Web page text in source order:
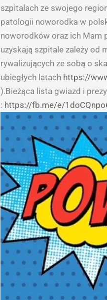
szpitalach ze swojego
patologii noworodka w
noworodków oraz ich Mam
uzyskają szpitale zależy od
rywalizujących ze sobą o
ubiegłych latach https://
).Bieżąca lista gwiazd i
: https://fb.me/e/